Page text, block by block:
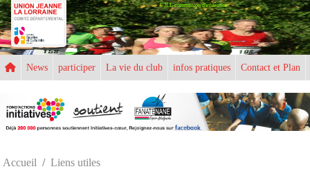
UJLL commission d'athlétisme
News participer La vie du club infos pratiques Contact et Plan
Accueil Liens utiles
Panneau de gestion des cookies